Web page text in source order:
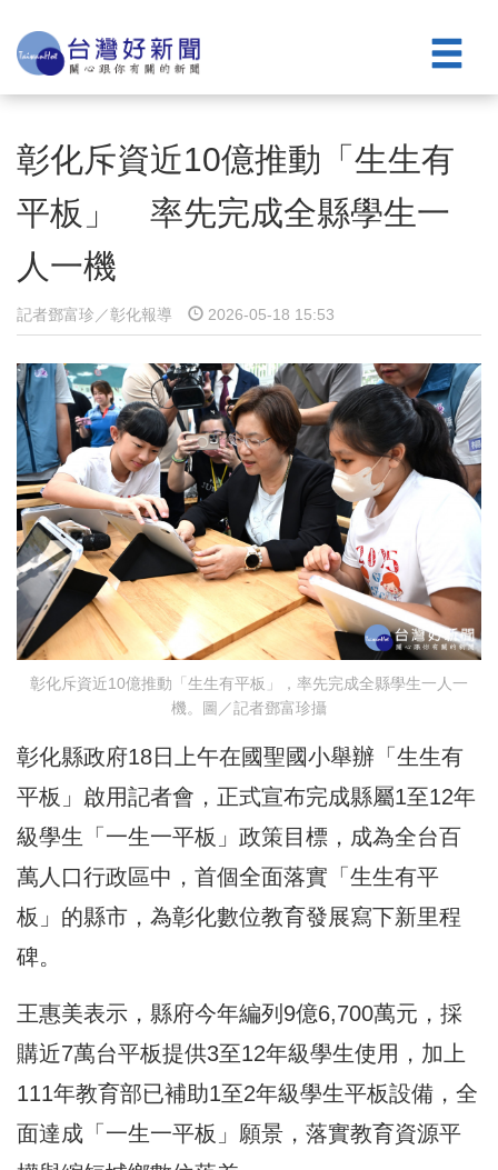
彰化斥資近10億推動「生生有
平板」 率先完成全縣學生一
人一機
記者鄧富珍／彰化報導 2026-05-18 15:53
彰化斥資近10億推動「生生有平板」，率先完成全縣學生一人一
機。圖／記者鄧富珍攝
彰化縣政府18日上午在國聖國小舉辦「生生有
平板」啟用記者會，正式宣布完成縣屬1至12年
級學生「一生一平板」政策目標，成為全台百
萬人口行政區中，首個全面落實「生生有平
板」的縣市，為彰化數位教育發展寫下新里程
碑。
王惠美表示，縣府今年編列9億6,700萬元，採
購近7萬台平板提供3至12年級學生使用，加上
111年教育部已補助1至2年級學生平板設備，全
面達成「一生一平板」願景，落實教育資源平